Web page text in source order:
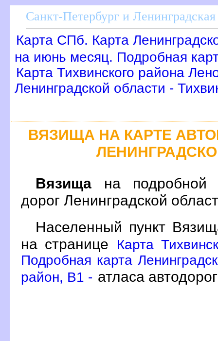
Санкт-Петербург и Ленинградская
Карта СПб. Карта
на июнь месяц. Подробная
Карта Тихвинского района
Ленинградской области -
ЯЗИЩА НА КАРТЕ
язища на подробной
дорог Ленинградской
Населенный пункт
на странице
Карта
Подробная карта
район, B1 - атласа